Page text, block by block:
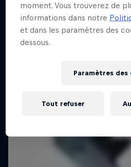
moment. Vous trouverez de
informations dans notre
et dans les paramètres des
dessous.
Paramètres des
Tout refuser